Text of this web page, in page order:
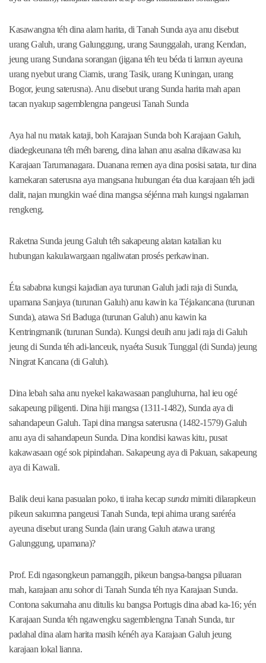
Kasawangna téh dina alam harita, di Tanah Sunda aya anu disebut
urang Galuh, urang Galunggung, urang Saunggalah, urang Kendan,
jeung urang Sundana sorangan (jigana téh teu béda ti lamun ayeuna
urang nyebut urang Ciamis, urang Tasik, urang Kuningan, urang
Bogor, jeung saterusna). Anu disebut urang Sunda harita mah apan
tacan nyakup sagemblengna pangeusi Tanah Sunda
Aya hal nu matak kataji, boh Karajaan Sunda boh Karajaan Galuh,
diadegkeunana téh méh bareng, dina lahan anu asalna dikawasa ku
Karajaan Tarumanagara. Duanana remen aya dina posisi satata, tur dina
kamekaran saterusna aya mangsana hubungan éta dua karajaan téh jadi
dalit, najan mungkin waé dina mangsa séjénna mah kungsi ngalaman
rengkeng.
Raketna Sunda jeung Galuh téh sakapeung alatan katalian ku
hubungan kakulawargaan ngaliwatan prosés perkawinan.
Éta sababna kungsi kajadian aya turunan Galuh jadi raja di Sunda,
upamana Sanjaya (turunan Galuh) anu kawin ka Téjakancana (turunan
Sunda), atawa Sri Baduga (turunan Galuh) anu kawin ka
Kentringmanik (turunan Sunda). Kungsi deuih anu jadi raja di Galuh
jeung di Sunda téh adi-lanceuk, nyaéta Susuk Tunggal (di Sunda) jeung
Ningrat Kancana (di Galuh).
Dina lebah saha anu nyekel kakawasaan pangluhurna, hal ieu ogé
sakapeung piligenti. Dina hiji mangsa (1311-1482), Sunda aya di
sahandapeun Galuh. Tapi dina mangsa saterusna (1482-1579) Galuh
anu aya di sahandapeun Sunda. Dina kondisi kawas kitu, pusat
kakawasaan ogé sok pipindahan. Sakapeung aya di Pakuan, sakapeung
aya di Kawali.
Balik deui kana pasualan poko, ti iraha kecapsundamimiti dilarapkeun
pikeun sakumna pangeusi Tanah Sunda, tepi ahirna urang saréréa
ayeuna disebut urang Sunda (lain urang Galuh atawa urang
Galunggung, upamana)?
Prof. Edi ngasongkeun pamanggih, pikeun bangsa-bangsa piluaran
mah, karajaan anu sohor di Tanah Sunda téh nya Karajaan Sunda.
Contona sakumaha anu ditulis ku bangsa Portugis dina abad ka-16; yén
Karajaan Sunda téh ngawengku sagemblengna Tanah Sunda, tur
padahal dina alam harita masih kénéh aya Karajaan Galuh jeung
karajaan lokal lianna.